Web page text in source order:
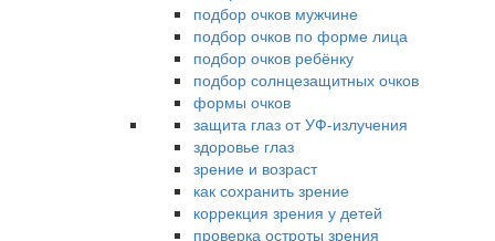
подбор очков мужчине
подбор очков по форме лица
подбор очков ребёнку
подбор солнцезащитных очков
формы очков
защита глаз от УФ-излучения
здоровье глаз
зрение и возраст
как сохранить зрение
коррекция зрения у детей
проверка остроты зрения